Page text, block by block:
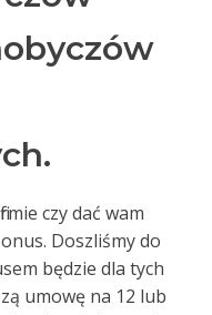
czy dać wam
Doszliśmy do
będzie dla tych
umowę na 12 lub